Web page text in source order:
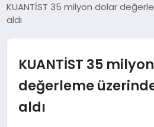
DÜNYA
MAGAZIN
KUANTİST 35 milyon dolar
aldı
KUANTİST 35
değerleme
aldı